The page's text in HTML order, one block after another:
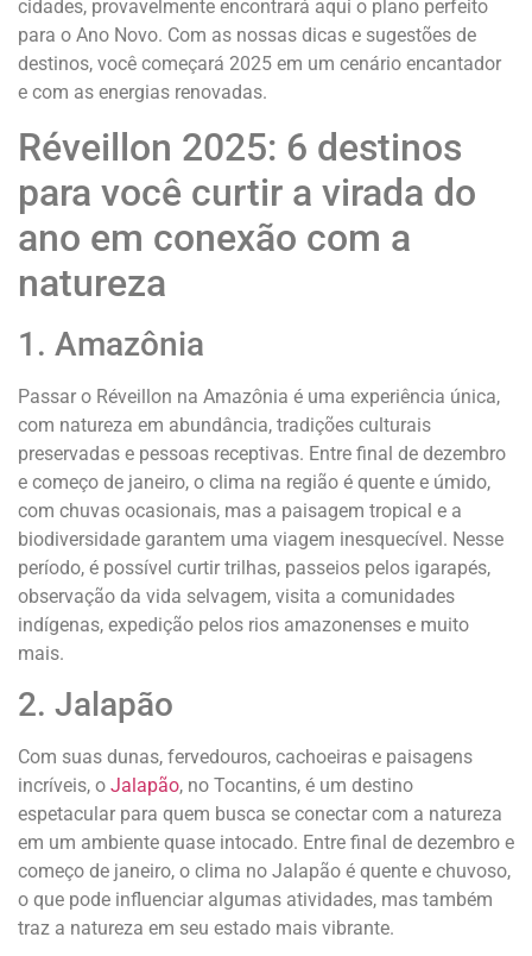
cidades, provavelmente encontrará aqui o plano perfeito
para o Ano Novo. Com as nossas dicas e sugestões de
destinos, você começará 2025 em um cenário encantador
e com as energias renovadas.
Réveillon 2025: 6 destinos
para você curtir a virada do
ano em conexão com a
natureza
1. Amazônia
Passar o Réveillon na Amazônia é uma experiência única,
com natureza em abundância, tradições culturais
preservadas e pessoas receptivas. Entre final de dezembro
e começo de janeiro, o clima na região é quente e úmido,
com chuvas ocasionais, mas a paisagem tropical e a
biodiversidade garantem uma viagem inesquecível. Nesse
período, é possível curtir trilhas, passeios pelos igarapés,
observação da vida selvagem, visita a comunidades
indígenas, expedição pelos rios amazonenses e muito
mais.
2. Jalapão
Com suas dunas, fervedouros, cachoeiras e paisagens
incríveis, o Jalapão, no Tocantins, é um destino
espetacular para quem busca se conectar com a natureza
em um ambiente quase intocado. Entre final de dezembro e
começo de janeiro, o clima no Jalapão é quente e chuvoso,
o que pode influenciar algumas atividades, mas também
traz a natureza em seu estado mais vibrante.